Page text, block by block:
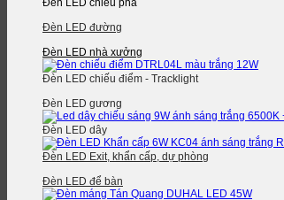
Đèn LED đường
Đèn LED nhà xưởng
Đèn LED chiếu điểm - Tracklight
Đèn LED gương
Đèn LED dây
Đèn LED Exit, khẩn cấp, dự phòng
Đèn LED để bàn